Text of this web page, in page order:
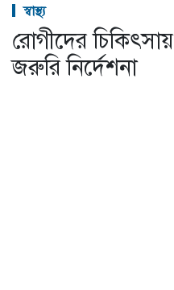
স্বাস্থ্য
রোগীদের চিকিৎসায়
জরুরি নির্দেশনা